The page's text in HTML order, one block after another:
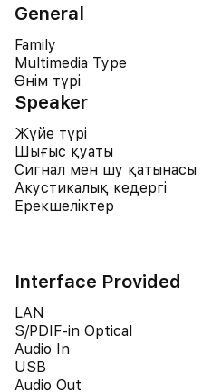
General
Family
Multimedia Type
Өнім түрі
Speaker
Жүйе түрі
Шығыс қуаты
Сигнал мен шу қатынасы
Акустикалық кедергі
Ерекшеліктер
Interface Provided
LAN
S/PDIF-in Optical
Audio In
USB
Audio Out